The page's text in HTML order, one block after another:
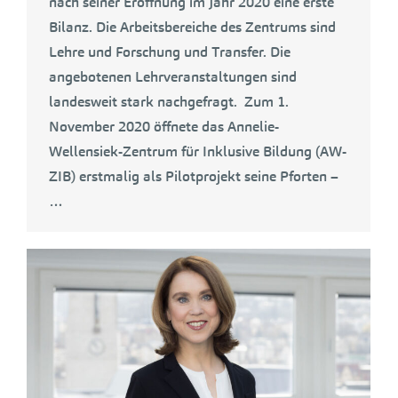
Bilanz. Die Arbeitsbereiche des Zentrums sind
Lehre und Forschung und Transfer. Die
angebotenen Lehrveranstaltungen sind
landesweit stark nachgefragt. Zum 1.
November 2020 öffnete das Annelie-
Wellensiek-Zentrum für Inklusive Bildung (AW-
ZIB) erstmalig als Pilotprojekt seine Pforten –
…